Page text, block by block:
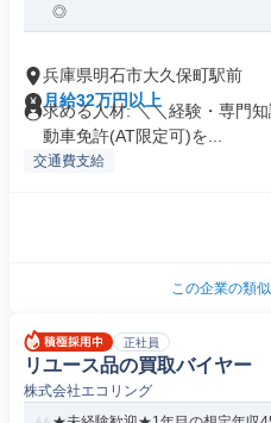
◎
兵庫県明石市大久保町駅前
月給32万円以上
求める人材: ＼＼経験・専門
動車免許(AT限定可)を...
交通費支給
この企業の類
正社員
リユース品の買取バイヤー
株式会社エコリング